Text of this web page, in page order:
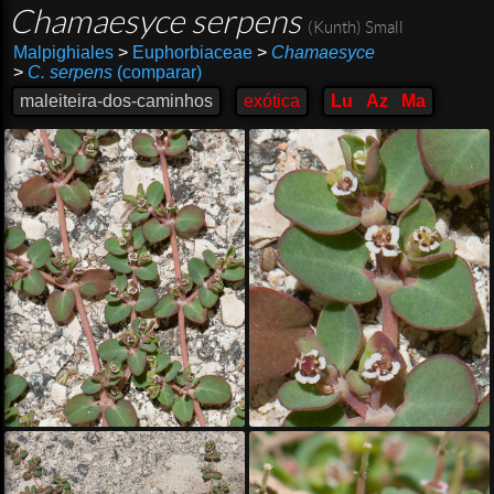
Chamaesyce serpens (Kunth) Small
Malpighiales >Euphorbiaceae > Chamaesyce
> C. serpens(comparar)
maleiteira-dos-caminhos
exótica Lu Az Ma